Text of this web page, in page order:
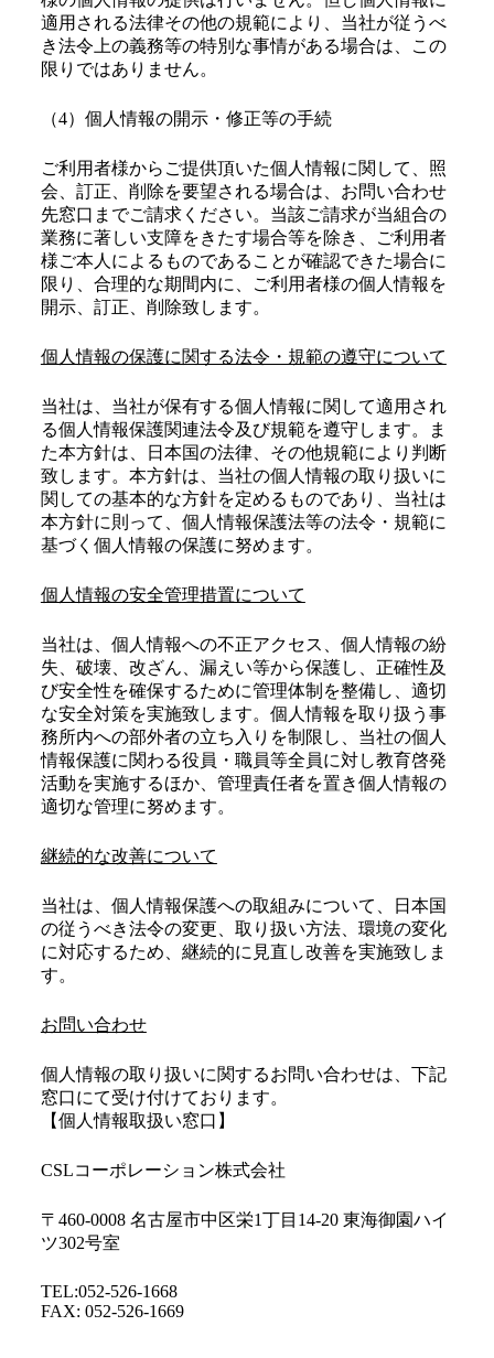
適用される法律その他の規範により、当社が従うべ
き法令上の義務等の特別な事情がある場合は、この
限りではありません。
（4）個人情報の開示・修正等の手続
ご利用者様からご提供頂いた個人情報に関して、照
会、訂正、削除を要望される場合は、お問い合わせ
先窓口までご請求ください。当該ご請求が当組合の
業務に著しい支障をきたす場合等を除き、ご利用者
様ご本人によるものであることが確認できた場合に
限り、合理的な期間内に、ご利用者様の個人情報を
開示、訂正、削除致します。
個人情報の保護に関する法令・規範の遵守について
当社は、当社が保有する個人情報に関して適用され
る個人情報保護関連法令及び規範を遵守します。ま
た本方針は、日本国の法律、その他規範により判断
致します。本方針は、当社の個人情報の取り扱いに
関しての基本的な方針を定めるものであり、当社は
本方針に則って、個人情報保護法等の法令・規範に
基づく個人情報の保護に努めます。
個人情報の安全管理措置について
当社は、個人情報への不正アクセス、個人情報の紛
失、破壊、改ざん、漏えい等から保護し、正確性及
び安全性を確保するために管理体制を整備し、適切
な安全対策を実施致します。個人情報を取り扱う事
務所内への部外者の立ち入りを制限し、当社の個人
情報保護に関わる役員・職員等全員に対し教育啓発
活動を実施するほか、管理責任者を置き個人情報の
適切な管理に努めます。
継続的な改善について
当社は、個人情報保護への取組みについて、日本国
の従うべき法令の変更、取り扱い方法、環境の変化
に対応するため、継続的に見直し改善を実施致しま
す。
お問い合わせ
個人情報の取り扱いに関するお問い合わせは、下記
窓口にて受け付けております。
【個人情報取扱い窓口】
CSLコーポレーション株式会社
〒460-0008 名古屋市中区栄1丁目14-20 東海御園ハイ
ツ302号室
TEL:052-526-1668
FAX: 052-526-1669